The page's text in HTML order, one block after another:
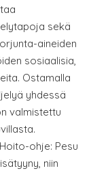
sekä
aineiden
sosiaalisia,
Ostamalla
yhdessä
valmistettu
ohje: Pesu
niin